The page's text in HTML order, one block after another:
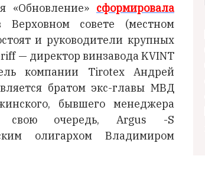
«Обновление» сформировала
совете (местном
и руководители крупных
— директор винзавода KVINT
компании Tirotex Андрей
братом экс-главы МВД
бывшего менеджера
свою очередь, Argus -S
олигархом Владимиром